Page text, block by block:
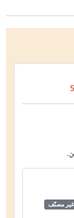
غير مصنّف